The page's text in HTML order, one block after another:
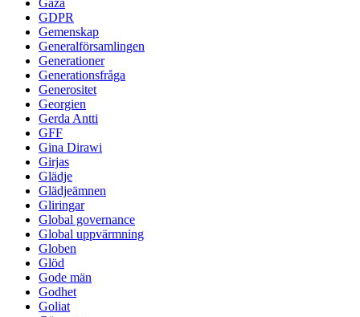
GDPR
Gemenskap
Generalförsamlingen
Generationer
Generationsfråga
Generositet
Georgien
Gerda Antti
GFF
Gina Dirawi
Girjas
Glädje
Glädjeämnen
Gliringar
Global governance
Global uppvärmning
Globen
Glöd
Gode män
Godhet
Goliat